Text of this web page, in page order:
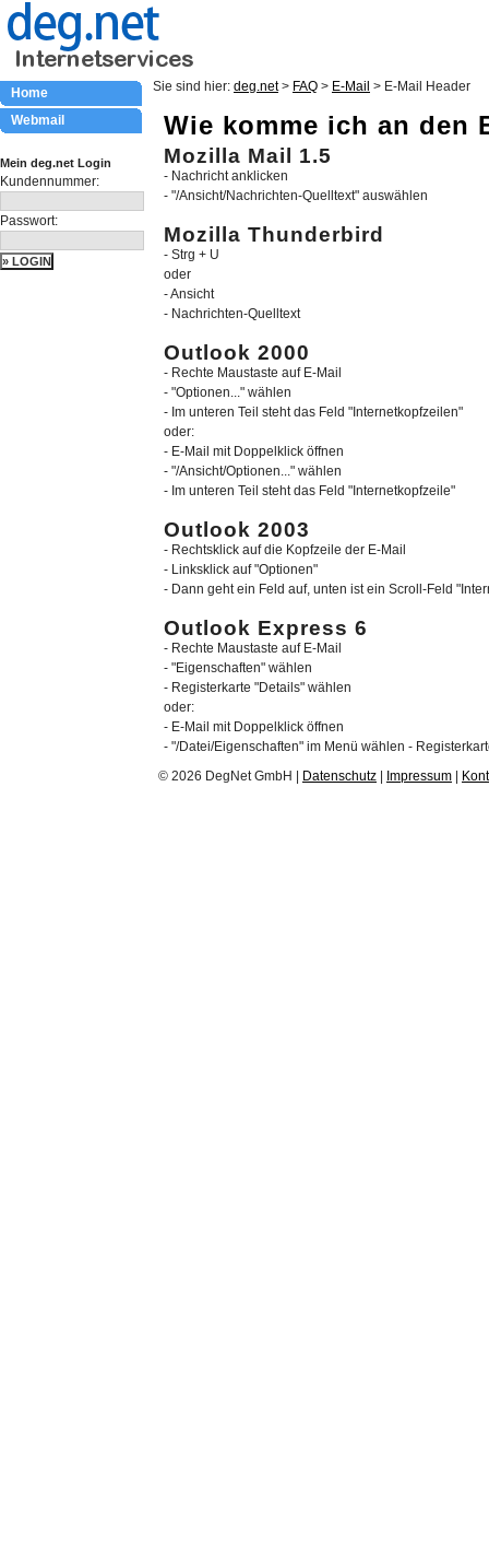
Home
Webmail
Mein deg.net Login
Kundennummer:
Passwort:
Sie sind hier: deg.net> FAQ > E-Mail > E-Mail Header
Wie komme ich an den
Mozilla Mail 1.5
- Nachricht anklicken
- "/Ansicht/Nachrichten-Quelltext" auswählen
Mozilla Thunderbird
- Strg + U
oder
- Ansicht
- Nachrichten-Quelltext
Outlook 2000
- Rechte Maustaste auf E-Mail
- "Optionen..." wählen
- Im unteren Teil steht das Feld "Internetkopfzeilen"
oder:
- E-Mail mit Doppelklick öffnen
- "/Ansicht/Optionen..." wählen
- Im unteren Teil steht das Feld "Internetkopfzeile"
Outlook 2003
- Rechtsklick auf die Kopfzeile der E-Mail
- Linksklick auf "Optionen"
- Dann geht ein Feld auf, unten ist ein Scroll-Feld
Outlook Express 6
- Rechte Maustaste auf E-Mail
- "Eigenschaften" wählen
- Registerkarte "Details" wählen
oder:
- E-Mail mit Doppelklick öffnen
- "/Datei/Eigenschaften" im Menü wählen -
© 2026 DegNet GmbH |
Datenschutz Impressum